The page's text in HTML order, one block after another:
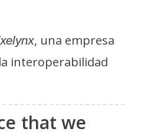
, una empresa
interoperabilidad
that we